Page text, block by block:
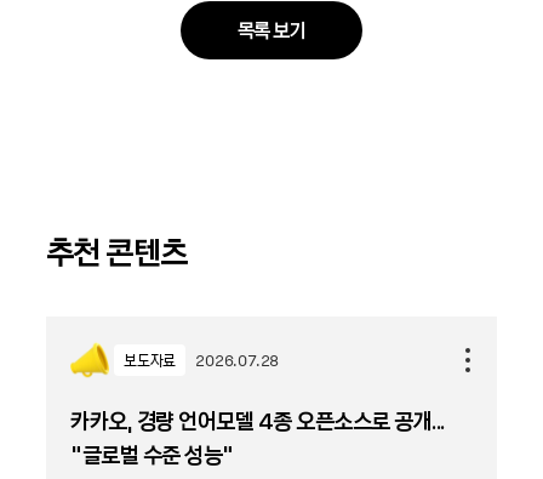
목록 보기
추천 콘텐츠
보도자료 2026.07.28
카카오, 경량 언어모델 4종 오픈소스로 공개...
“글로벌 수준 성능”